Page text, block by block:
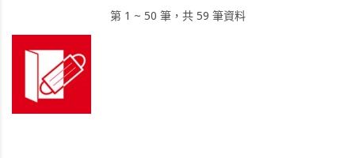
第 1 ~ 50 筆，共 59 筆資料